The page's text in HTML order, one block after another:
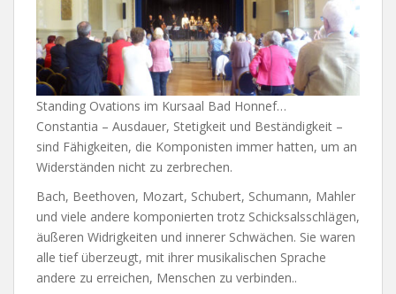
Standing Ovations im Kursaal Bad Honnef…
Constantia – Ausdauer, Stetigkeit und Beständigkeit –
sind Fähigkeiten, die Komponisten immer hatten, um an
Widerständen nicht zu zerbrechen.
Bach, Beethoven, Mozart, Schubert, Schumann, Mahler
und viele andere komponierten trotz Schicksalsschlägen,
äußeren Widrigkeiten und innerer Schwächen. Sie waren
alle tief überzeugt, mit ihrer musikalischen Sprache
andere zu erreichen, Menschen zu verbinden..